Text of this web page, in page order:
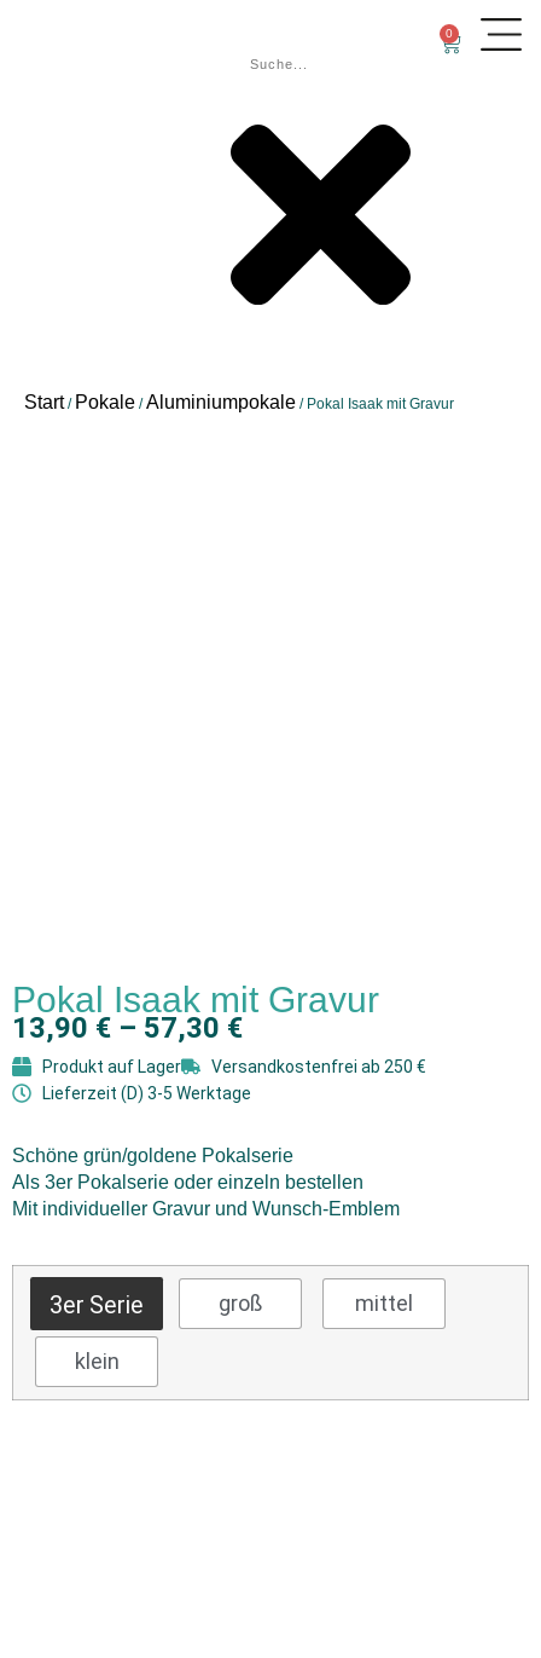
0
Start/ Pokale /Aluminiumpokale / Pokal Isaak mit Gravur
Pokal Isaak mit Gravur
13,90 € – 57,30 €
Produkt auf Lager
Versandkostenfrei ab 250 €
Lieferzeit (D) 3-5 Werktage
Schöne grün/goldene Pokalserie
Als 3er Pokalserie oder einzeln bestellen
Mit individueller Gravur und Wunsch-Emblem
3er Serie groß mittel
klein